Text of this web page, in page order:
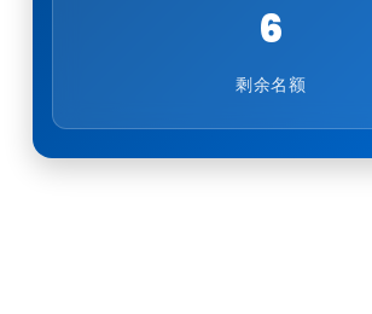
6
剩余名额